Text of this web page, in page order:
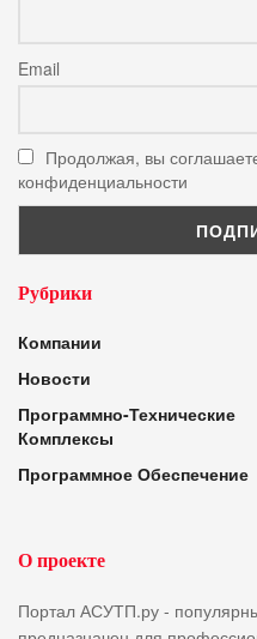
Email
Продолжая, вы
конфиденциальности
Рубрики
Компании
Новости
Программно-Технические
Комплексы
Программное Обеспечение
О проекте
Портал АСУТП.ру -